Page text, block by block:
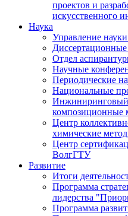
проектов и
искусственного
Наука
Управление
Отдел
Научные
Периодические
Национальные
композиционные
Центр
химические
Центр
ВолгГТУ
Развитие
Итоги
Программа
лидерства
Программа